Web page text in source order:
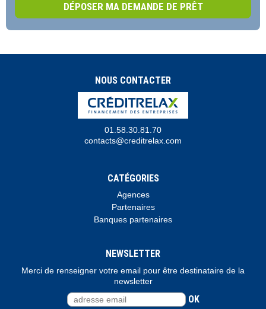
DÉPOSER MA DEMANDE DE PRÊT
NOUS CONTACTER
01.58.30.81.70
contacts@creditrelax.com
CATÉGORIES
Agences
Partenaires
Banques partenaires
NEWSLETTER
Merci de renseigner votre email pour être destinataire de la
newsletter
OK